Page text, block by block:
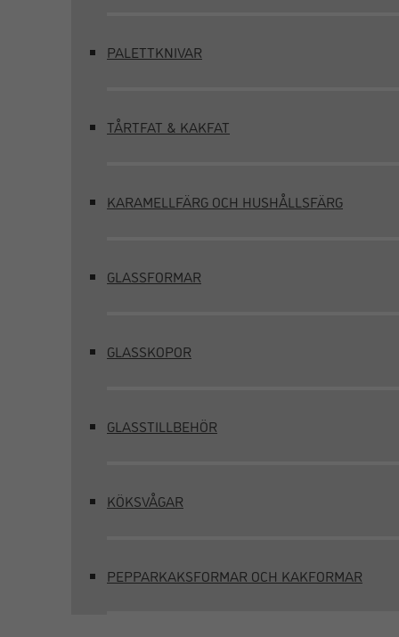
PALETTKNIVAR
TÅRTFAT & KAKFAT
KARAMELLFÄRG OCH HUSHÅLLSFÄRG
GLASSFORMAR
GLASSKOPOR
GLASSTILLBEHÖR
KÖKSVÅGAR
PEPPARKAKSFORMAR OCH KAKFORMAR